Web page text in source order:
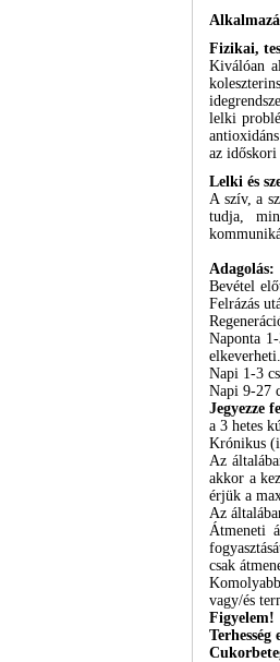
Fizikai,
Kiválóan
lelki
az időskori
Lelki és
A szív, a
tudja,
Adagolás:
Bevétel
Felrázás
Naponta
Napi 1-3
Napi 9-27
Jegyezze
a 3 hetes
Krónikus
Az
akkor a
érjük a
Az
Átmeneti
csak
vagy/és
Figyelem!